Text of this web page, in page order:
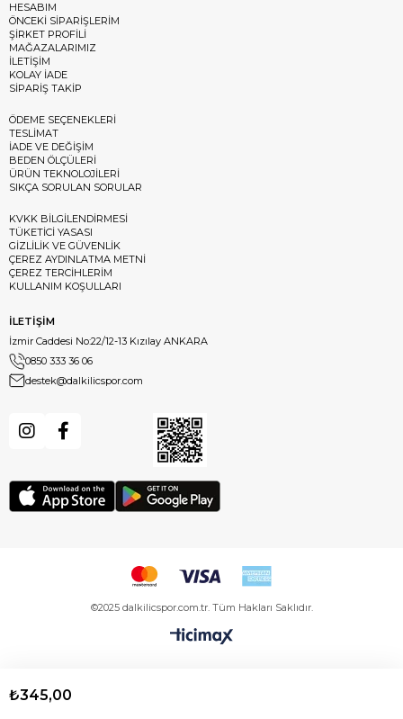
HESABIM
ÖNCEKİ SİPARİŞLERİM
ŞİRKET PROFİLİ
MAĞAZALARIMIZ
İLETİŞİM
KOLAY İADE
SİPARİŞ TAKİP
ÖDEME SEÇENEKLERİ
TESLİMAT
İADE VE DEĞİŞİM
BEDEN ÖLÇÜLERİ
ÜRÜN TEKNOLOJİLERİ
SIKÇA SORULAN SORULAR
KVKK BİLGİLENDİRMESİ
TÜKETİCİ YASASI
GİZLİLİK VE GÜVENLİK
ÇEREZ AYDINLATMA METNİ
ÇEREZ TERCİHLERİM
KULLANIM KOŞULLARI
İLETİŞİM
İzmir Caddesi No:22/12-13 Kızılay ANKARA
0850 333 36 06
destek@dalkilicspor.com
©2025 dalkilicspor.com.tr. Tüm Hakları Saklıdır.
₺345,00